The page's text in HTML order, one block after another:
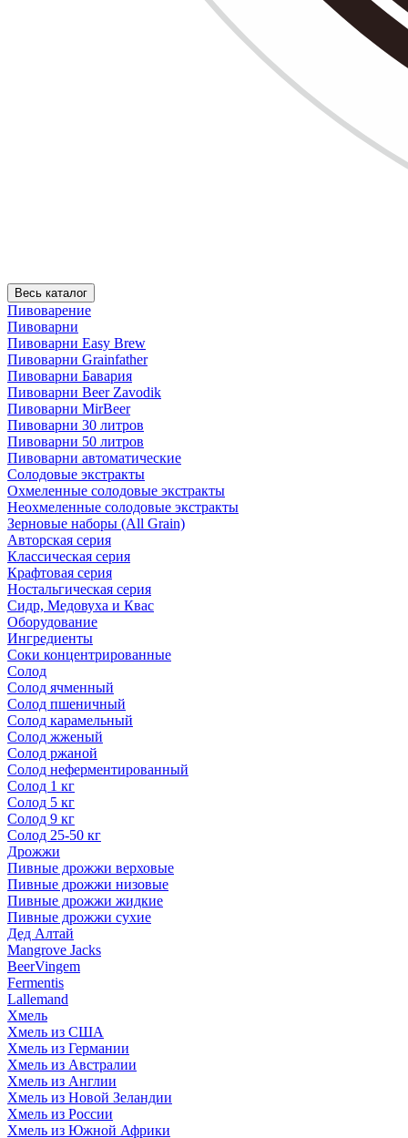
Весь каталог
Пивоварение
Пивоварни
Пивоварни Easy Brew
Пивоварни Grainfather
Пивоварни Бавария
Пивоварни Beer Zavodik
Пивоварни MirBeer
Пивоварни 30 литров
Пивоварни 50 литров
Пивоварни автоматические
Солодовые экстракты
Охмеленные солодовые экстракты
Неохмеленные солодовые экстракты
Зерновые наборы (All Grain)
Авторская серия
Классическая серия
Крафтовая серия
Ностальгическая серия
Сидр, Медовуха и Квас
Оборудование
Ингредиенты
Соки концентрированные
Солод
Солод ячменный
Солод пшеничный
Солод карамельный
Солод жженый
Солод ржаной
Солод неферментированный
Солод 1 кг
Солод 5 кг
Солод 9 кг
Солод 25-50 кг
Дрожжи
Пивные дрожжи верховые
Пивные дрожжи низовые
Пивные дрожжи жидкие
Пивные дрожжи сухие
Дед Алтай
Mangrove Jacks
BeerVingem
Fermentis
Lallemand
Хмель
Хмель из США
Хмель из Германии
Хмель из Австралии
Хмель из Англии
Хмель из Новой Зеландии
Хмель из России
Хмель из Южной Африки